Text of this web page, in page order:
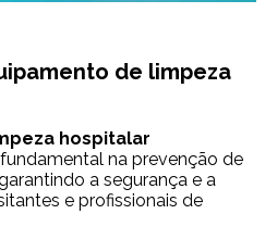
de limpeza
hospitalar
na prevenção de
a segurança e a
e profissionais de